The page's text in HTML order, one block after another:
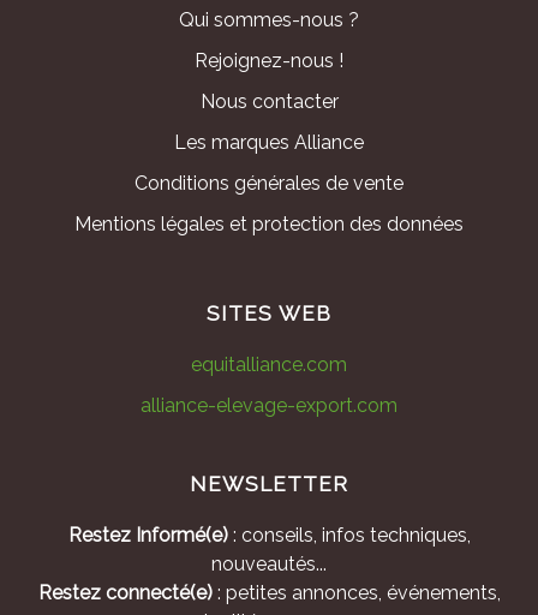
Qui sommes-nous ?
Rejoignez-nous !
Nous contacter
Les marques Alliance
Conditions générales de vente
Mentions légales et protection des données
SITES WEB
equitalliance.com
alliance-elevage-export.com
NEWSLETTER
Restez Informé(e): conseils, infos techniques,
nouveautés...
Restez connecté(e): petites annonces, événements,